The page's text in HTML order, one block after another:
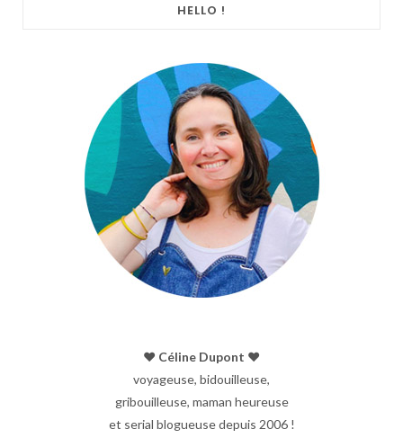
HELLO !
♥︎ Céline Dupont ♥︎
voyageuse, bidouilleuse,
gribouilleuse, maman heureuse
et serial blogueuse depuis 2006 !